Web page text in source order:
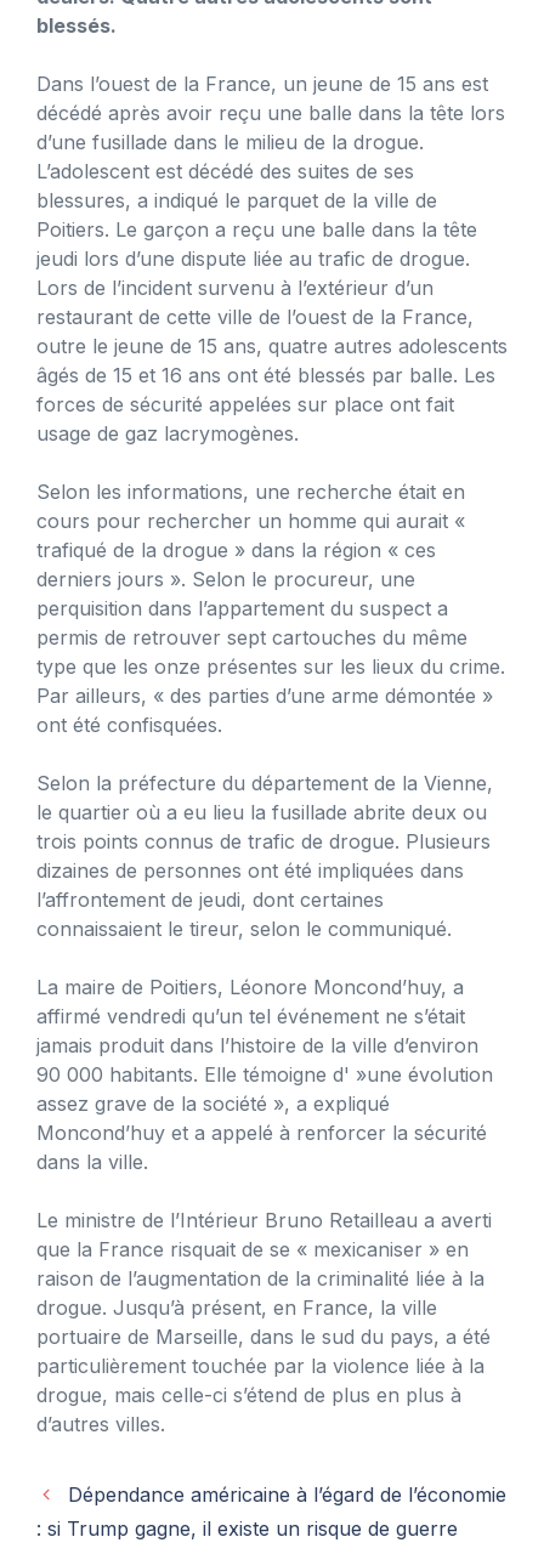
blessés.
Dans l’ouest de la France, un jeune de 15 ans est
décédé après avoir reçu une balle dans la tête lors
d’une fusillade dans le milieu de la drogue.
L’adolescent est décédé des suites de ses
blessures, a indiqué le parquet de la ville de
Poitiers. Le garçon a reçu une balle dans la tête
jeudi lors d’une dispute liée au trafic de drogue.
Lors de l’incident survenu à l’extérieur d’un
restaurant de cette ville de l’ouest de la France,
outre le jeune de 15 ans, quatre autres adolescents
âgés de 15 et 16 ans ont été blessés par balle. Les
forces de sécurité appelées sur place ont fait
usage de gaz lacrymogènes.
Selon les informations, une recherche était en
cours pour rechercher un homme qui aurait «
trafiqué de la drogue » dans la région « ces
derniers jours ». Selon le procureur, une
perquisition dans l’appartement du suspect a
permis de retrouver sept cartouches du même
type que les onze présentes sur les lieux du crime.
Par ailleurs, « des parties d’une arme démontée »
ont été confisquées.
Selon la préfecture du département de la Vienne,
le quartier où a eu lieu la fusillade abrite deux ou
trois points connus de trafic de drogue. Plusieurs
dizaines de personnes ont été impliquées dans
l’affrontement de jeudi, dont certaines
connaissaient le tireur, selon le communiqué.
La maire de Poitiers, Léonore Moncond’huy, a
affirmé vendredi qu’un tel événement ne s’était
jamais produit dans l’histoire de la ville d’environ
90 000 habitants. Elle témoigne d' »une évolution
assez grave de la société », a expliqué
Moncond’huy et a appelé à renforcer la sécurité
dans la ville.
Le ministre de l’Intérieur Bruno Retailleau a averti
que la France risquait de se « mexicaniser » en
raison de l’augmentation de la criminalité liée à la
drogue. Jusqu’à présent, en France, la ville
portuaire de Marseille, dans le sud du pays, a été
particulièrement touchée par la violence liée à la
drogue, mais celle-ci s’étend de plus en plus à
d’autres villes.
Dépendance américaine à l’égard de l’économie
: si Trump gagne, il existe un risque de guerre